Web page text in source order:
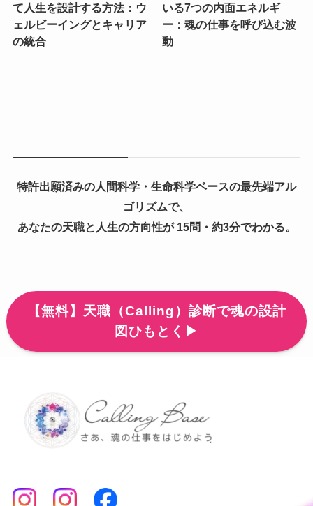
て人生を設計する方法：ウ
ェルビーイングとキャリア
の統合
いる7つの内面エネルギ
ー：魂の仕事を呼び込む波
動
特許出願済みの人間科学・生命科学ベースの最先端アル
ゴリズムで、
あなたの天職と人生の方向性が 15問・約3分でわかる。
【無料】天職（Calling）診断で魂の設計
図ひもとく▶